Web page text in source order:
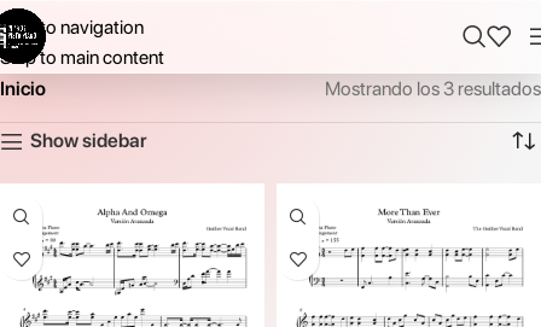
Skip to navigation
Skip to main content
Inicio
Mostrando los 3 resultados
Show sidebar